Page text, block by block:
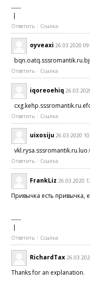
-----
|
Ответить Ссылка
oyveaxi 26.03.2020
Ответить Ссылка
iqoreoehiq
Ответить Ссылка
uixosiju 26.03.2020
Ответить Ссылка
FrankLiz 26.03.2020
Привычка есть привычка,
-----
|
Ответить Ссылка
RichardTax
Thanks for an explanation.